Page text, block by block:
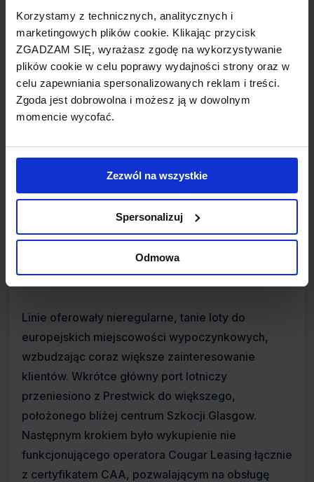
Korzystamy z technicznych, analitycznych i
marketingowych plików cookie. Klikając przycisk
ZGADZAM SIĘ, wyrażasz zgodę na wykorzystywanie
plików cookie w celu poprawy wydajności strony oraz w
celu zapewniania spersonalizowanych reklam i treści.
Zgoda jest dobrowolna i możesz ją w dowolnym
momencie wycofać.
Zezwól na wszystkie
Spersonalizuj
Odmowa
Globespan. Grupa, jako tour operator z 30-letnim
doświadczeniem, posiadał w ofercie loty
regularne i czarterowe, wycieczkowe, podróże
pociągiem i autobusem, wypożyczalnię
samochodów, czy zakwaterowanie dopasowane
do potrzeb wczasowiczów odwiedzających
do Kanady, obsługiwane były przez Air Transat z
lotnisk w Wielkiej Brytanii, pod logo Globespan.
Podobne rozwiązanie zastosowano latem 2002
roku, dla lotów z Edynburga do Nicei, na południu
Francji. Ta koncepcja okazała się trafna i
zaowocowała utworzeniem własnego taniego
przewoźnika - Flyglobespan.
Linie oferowały nieregularne, tanie loty do
europejskich miejscowości wypoczynkowych,
wzbudzając coraz większe zainteresowanie
klientów. Wkrótce główny port lotniczy
przeniesiono z Prestwick do większego,
położonego bliżej centrum Szkocji Glasgow.
Następnym krokiem było wykupienie nie
funkcjonującego operatora Cougar Leasing łącznie
z certyfikatem CAA, pozwalającym na obsługę